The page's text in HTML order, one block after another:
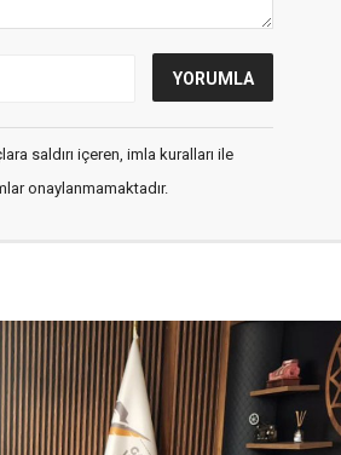
saldırı içeren, imla kuralları ile
onaylanmamaktadır.